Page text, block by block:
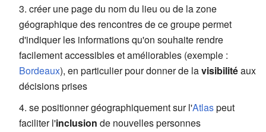
créer une page du nom du lieu ou de la zone
géographique des rencontres de ce groupe permet
d'indiquer les informations qu'on souhaite rendre
facilement accessibles et améliorables (exemple :
Bordeaux), en particulier pour donner de lavisibilitéaux
décisions prises
se positionner géographiquement sur l'Atlaspeut
faciliter l'inclusion de nouvelles personnes